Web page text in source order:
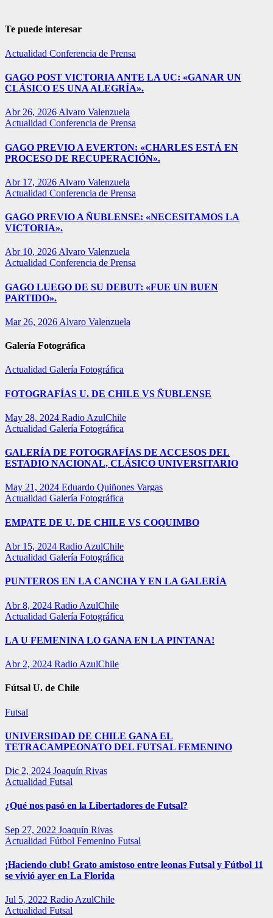
Te puede interesar
Actualidad Conferencia de Prensa
GAGO POST VICTORIA ANTE LA UC: «GANAR UN
CLÁSICO ES UNA ALEGRÍA».
Abr 26, 2026 Alvaro Valenzuela
Actualidad Conferencia de Prensa
GAGO PREVIO A EVERTON: «CHARLES ESTÁ EN
PROCESO DE RECUPERACIÓN».
Abr 17, 2026 Alvaro Valenzuela
Actualidad Conferencia de Prensa
GAGO PREVIO A ÑUBLENSE: «NECESITAMOS LA
VICTORIA».
Abr 10, 2026 Alvaro Valenzuela
Actualidad Conferencia de Prensa
GAGO LUEGO DE SU DEBUT: «FUE UN BUEN
PARTIDO».
Mar 26, 2026 Alvaro Valenzuela
Galería Fotográfica
Actualidad Galería Fotográfica
FOTOGRAFÍAS U. DE CHILE VS ÑUBLENSE
May 28, 2024 Radio AzulChile
Actualidad Galería Fotográfica
GALERÍA DE FOTOGRAFÍAS DE ACCESOS DEL
ESTADIO NACIONAL, CLÁSICO UNIVERSITARIO
May 21, 2024 Eduardo Quiñones Vargas
Actualidad Galería Fotográfica
EMPATE DE U. DE CHILE VS COQUIMBO
Abr 15, 2024 Radio AzulChile
Actualidad Galería Fotográfica
PUNTEROS EN LA CANCHA Y EN LA GALERÍA
Abr 8, 2024 Radio AzulChile
Actualidad Galería Fotográfica
LA U FEMENINA LO GANA EN LA PINTANA!
Abr 2, 2024 Radio AzulChile
Fútsal U. de Chile
Futsal
UNIVERSIDAD DE CHILE GANA EL
TETRACAMPEONATO DEL FUTSAL FEMENINO
Dic 2, 2024 Joaquín Rivas
Actualidad Futsal
¿Qué nos pasó en la Libertadores de Futsal?
Sep 27, 2022 Joaquín Rivas
Actualidad Fútbol Femenino Futsal
¡Haciendo club! Grato amistoso entre leonas Futsal y Fútbol 11
se vivió ayer en La Florida
Jul 5, 2022 Radio AzulChile
Actualidad Futsal